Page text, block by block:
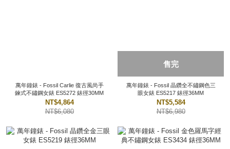
萬年鐘錶 - Fossil Carlie 復古風尚手
鍊式不鏽鋼女錶 ES5272 錶徑30MM
NT$4,864
NT$6,080
售完
萬年鐘錶 - Fossil 晶鑽全不鏽鋼色三
眼女錶 ES5217 錶徑36MM
NT$5,584
NT$6,980